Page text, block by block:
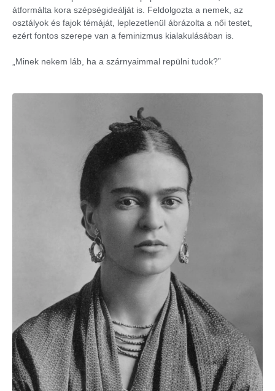
átformálta kora szépségideálját is. Feldolgozta a nemek, az
osztályok és fajok témáját, leplezetlenül ábrázolta a női testet,
ezért fontos szerepe van a feminizmus kialakulásában is.
„Minek nekem láb, ha a szárnyaimmal repülni tudok?”